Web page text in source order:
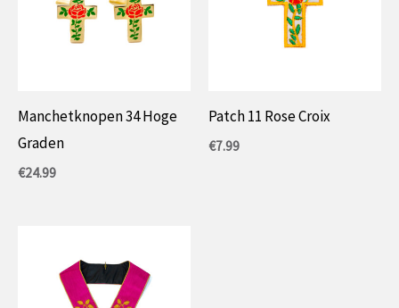
Manchetknopen 34 Hoge
Graden
€24.99
Patch 11 Rose Croix
€7.99